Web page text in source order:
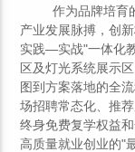
作为品牌培育的
产业发展脉搏，创
实践—实战"一体化
区及灯光系统展示
图到方案落地的全
场招聘常态化、推
终身免费复学权益
高质量就业创业的"